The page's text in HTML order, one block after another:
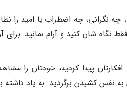
نگرانی، چه اضطراب یا امید را
نگاه شان کنید و آرام بمانید. برای
پیدا کردید، خودتان را
نفس کشیدن برگردید. به یاد داشته